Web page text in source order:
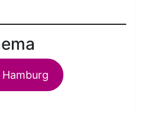
Hamburg